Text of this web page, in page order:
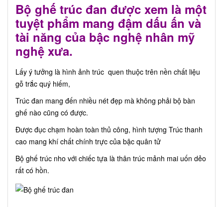
Bộ ghế trúc đan được xem là một
tuyệt phẩm mang đậm dấu ấn và
tài năng của bậc nghệ nhân mỹ
nghệ xưa.
Lấy ý tưởng là hình ảnh trúc quen thuộc trên nền chất liệu
gỗ trắc quý hiếm,
Trúc đan mang đến nhiều nét đẹp mà không phải bộ bàn
ghế nào cũng có được.
Được đục chạm hoàn toàn thủ công, hình tượng Trúc thanh
cao mang khí chất chính trực của bậc quân tử
Bộ ghế trúc nho với chiếc tựa là thân trúc mảnh mai uốn dẻo
rất có hồn.